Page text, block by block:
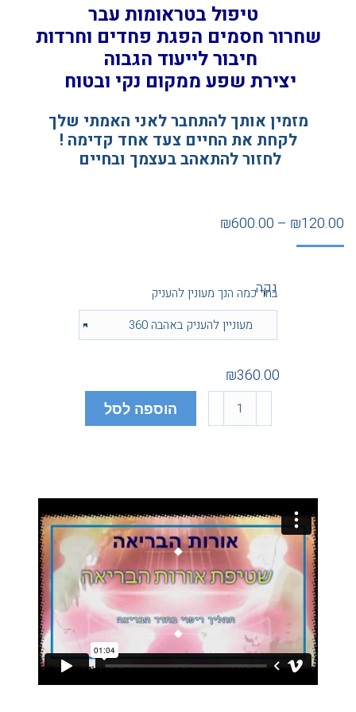
₪120.00
–
₪600.00
טיפול בטראומות עבר
שחרור חסמים הפגת פחדים וחרדות
חיבור לייעוד הגבוה
יצירת שפע ממקום נקי ובטוח
מזמין אותך להתחבר לאני האמתי שלך
לקחת את החיים צעד אחד קדימה !
לחזור להתאהב בעצמך ובחיים
בחר כמה הנך מעונין להעניק
נקה
₪360.00
הוספה לסל